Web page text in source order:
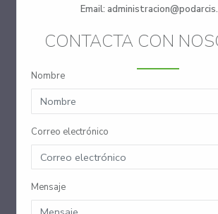
Email:
CONTACTA CON
Nombre
Correo electrónico
Mensaje